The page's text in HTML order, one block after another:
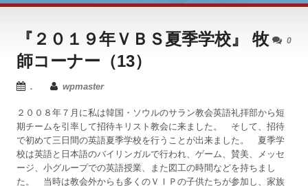
0
『２０１９年ＶＢＳ夏季学校』 牧
師コーナー（13）
. wpmaster
２００８年７月に私は韓国・ソウルのサラン教会英語礼拝部から短
期チームを引率して招待キリスト教会に来ました。 そして、招待
で初めて三日間の英語夏季学校を行うことが出来ました。 夏季学
校は英語と日本語のバイリンガルで行われ、ゲーム、賛美、メッセ
ージ、小グループでの英語授業、また図工の時間などを持ちまし
た。 当時は教会外からも多くのＶＩＰの子供たちが参加し、家族